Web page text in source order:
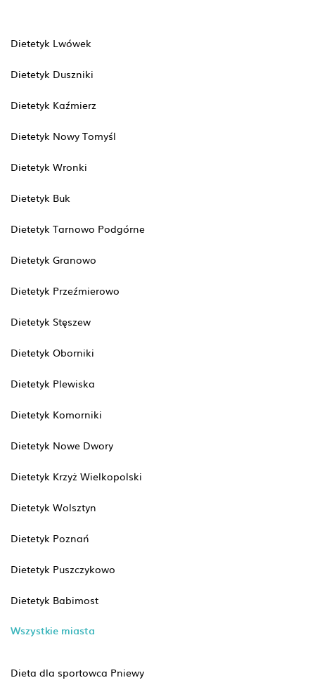
Dietetyk Lwówek
Dietetyk Duszniki
Dietetyk Kaźmierz
Dietetyk Nowy Tomyśl
Dietetyk Wronki
Dietetyk Buk
Dietetyk Tarnowo Podgórne
Dietetyk Granowo
Dietetyk Przeźmierowo
Dietetyk Stęszew
Dietetyk Oborniki
Dietetyk Plewiska
Dietetyk Komorniki
Dietetyk Nowe Dwory
Dietetyk Krzyż Wielkopolski
Dietetyk Wolsztyn
Dietetyk Poznań
Dietetyk Puszczykowo
Dietetyk Babimost
Wszystkie miasta
Dieta dla sportowca Pniewy